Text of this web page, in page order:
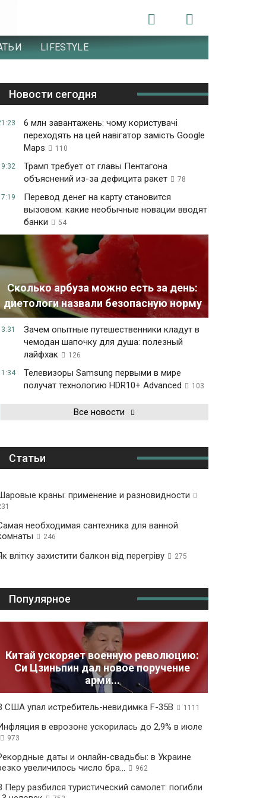
LIFESTYLE
Новости сегодня
6 млн завантажень: чому користувачі
переходять на цей навігатор замість Google
Maps
110
Трамп требует от главы Пентагона
объяснений из-за дефицита ракет
78
Перевод денег на карту становится
вызовом: какие необычные новации вводят
банки
54
Сколько арбуза можно есть за день:
диетологи назвали безопасную норму
Зачем опытные путешественники кладут в
чемодан шапочку для душа: полезный
лайфхак
126
Телевизоры Samsung первыми в мире
получат технологию HDR10+ Advanced
103
Все новости
Статьи
краны: применение и разновидности
необходимая сантехника для ванной
246
влітку захистити балкон від перегріву 275
Популярное
Китай ускоряет военную революцию:
Си Цзиньпин дал новое поручение
арми...
США упал истребитель-невидимка F-35B 1111
в еврозоне ускорилась до 2,9% в июле
973
даты и онлайн-свадьбы: в Украине
увеличилось число бра...
962
Перу разбился туристический самолет: погибли